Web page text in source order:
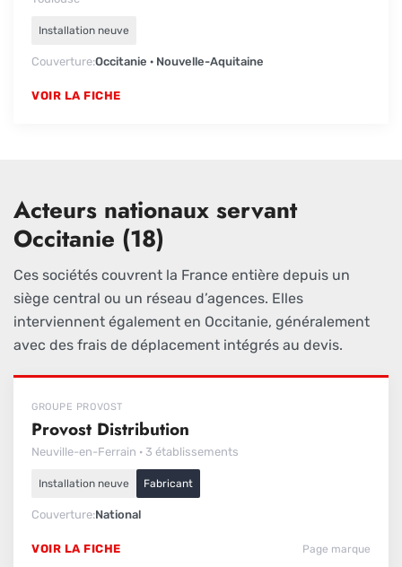
Installation neuve
Couverture Occitanie · Nouvelle-Aquitaine
VOIR LA FICHE
Acteurs nationaux servant
Occitanie (18)
Ces sociétés couvrent la France entière depuis un
siège central ou un réseau d’agences. Elles
interviennent également en Occitanie, généralement
avec des frais de déplacement intégrés au devis.
GROUPE PROVOST
Provost Distribution
Neuville-en-Ferrain · 3 établissements
Installation neuve Fabricant
Couverture National
VOIR LA FICHE Page marque